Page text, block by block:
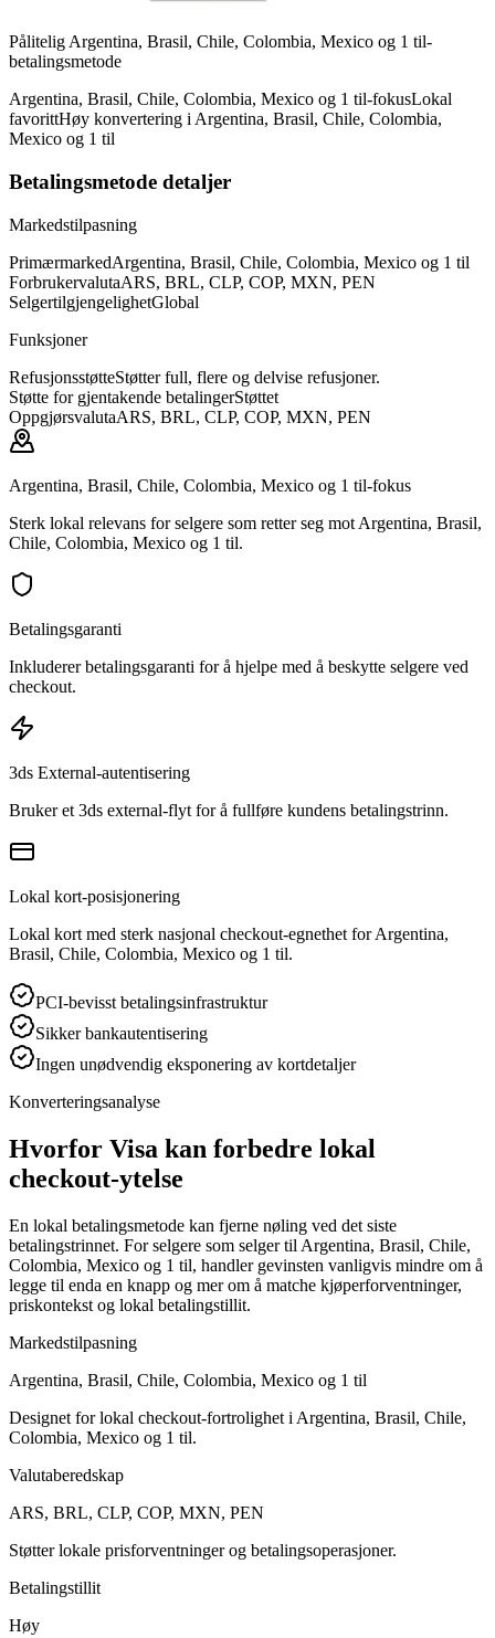
Pålitelig Argentina, Brasil, Chile, Colombia, Mexico og 1 til-
betalingsmetode
Argentina, Brasil, Chile, Colombia, Mexico og 1 til-fokusLokal
favorittHøy konvertering i Argentina, Brasil, Chile, Colombia,
Mexico og 1 til
Betalingsmetode detaljer
Markedstilpasning
PrimærmarkedArgentina, Brasil, Chile, Colombia, Mexico og 1 til
ForbrukervalutaARS, BRL, CLP, COP, MXN, PEN
SelgertilgjengelighetGlobal
Funksjoner
RefusjonsstøtteStøtter full, flere og delvise refusjoner.
Støtte for gjentakende betalingerStøttet
OppgjørsvalutaARS, BRL, CLP, COP, MXN, PEN
Argentina, Brasil, Chile, Colombia, Mexico og 1 til-fokus
Sterk lokal relevans for selgere som retter seg mot Argentina, Brasil,
Chile, Colombia, Mexico og 1 til.
Betalingsgaranti
Inkluderer betalingsgaranti for å hjelpe med å beskytte selgere ved
checkout.
3ds External-autentisering
Bruker et 3ds external-flyt for å fullføre kundens betalingstrinn.
Lokal kort-posisjonering
Lokal kort med sterk nasjonal checkout-egnethet for Argentina,
Brasil, Chile, Colombia, Mexico og 1 til.
PCI-bevisst betalingsinfrastruktur
Sikker bankautentisering
Ingen unødvendig eksponering av kortdetaljer
Konverteringsanalyse
Hvorfor Visa kan forbedre lokal
checkout-ytelse
En lokal betalingsmetode kan fjerne nøling ved det siste
betalingstrinnet. For selgere som selger til Argentina, Brasil, Chile,
Colombia, Mexico og 1 til, handler gevinsten vanligvis mindre om å
legge til enda en knapp og mer om å matche kjøperforventninger,
priskontekst og lokal betalingstillit.
Markedstilpasning
Argentina, Brasil, Chile, Colombia, Mexico og 1 til
Designet for lokal checkout-fortrolighet i Argentina, Brasil, Chile,
Colombia, Mexico og 1 til.
Valutaberedskap
ARS, BRL, CLP, COP, MXN, PEN
Støtter lokale prisforventninger og betalingsoperasjoner.
Betalingstillit
Høy